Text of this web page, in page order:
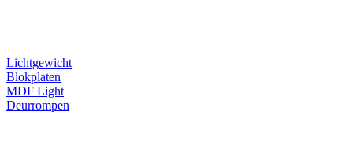
Lichtgewicht
Blokplaten
MDF Light
Deurrompen